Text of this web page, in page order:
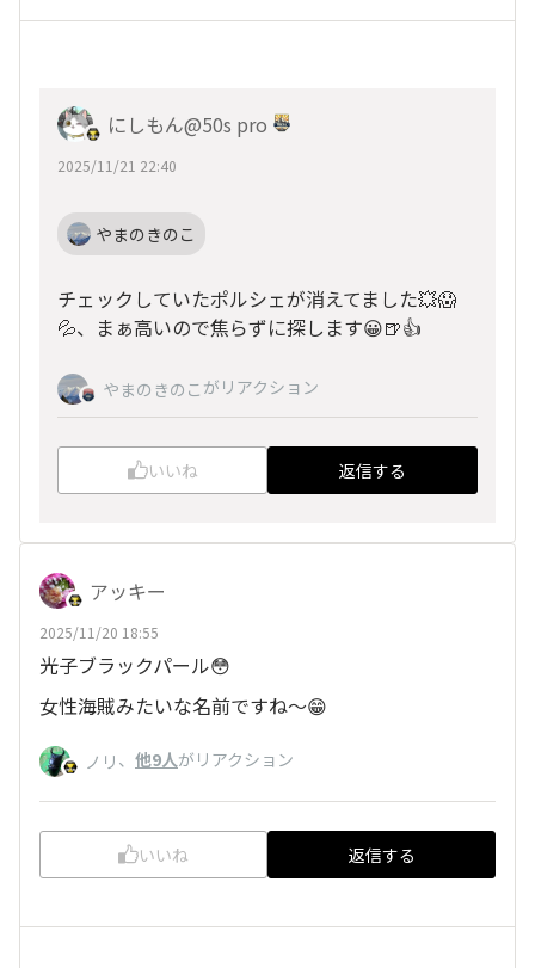
にしもん@50s pro
2025/11/21 22:40
やまのきのこ
チェックしていたポルシェが消えてました💥😱
💦、まぁ高いので焦らずに探します😀🍺👍
やまのきのこ がリアクション
いいね 返信する
アッキー
2025/11/20 18:55
光子ブラックパール😳
女性海賊みたいな名前ですね～😁
ノリ 、 他9人がリアクション
いいね 返信する